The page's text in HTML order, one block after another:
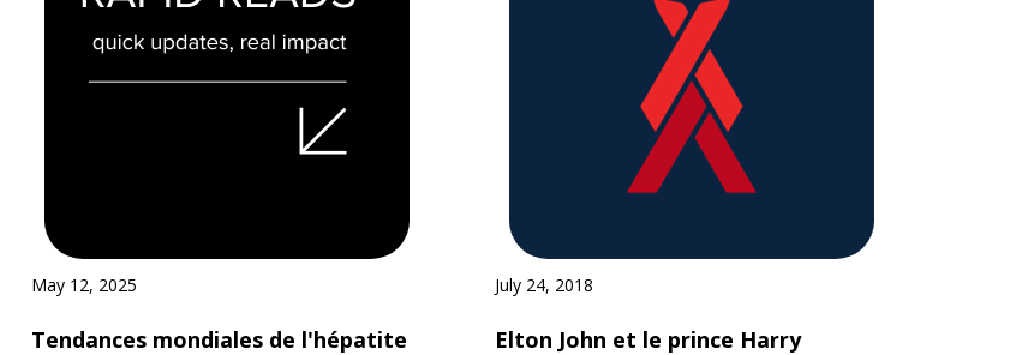
May 12, 2025
Tendances mondiales de l'hépatite
July 24, 2018
Elton John et le prince Harry